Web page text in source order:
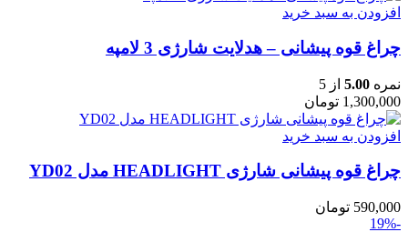
افزودن به سبد خرید
چراغ قوه پیشانی – هدلایت شارژی 3 لامپه
نمره 5.00 از 5
1,300,000 تومان
افزودن به سبد خرید
چراغ قوه پیشانی شارژی HEADLIGHT مدل YD02
590,000 تومان
-19%